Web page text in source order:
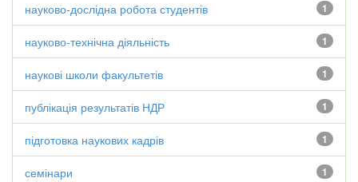
1
науково-дослідна робота студентів
1
науково-технічна діяльність
1
наукові школи факультетів
1
публікація результатів НДР
1
підготовка наукових кадрів
1
семінари